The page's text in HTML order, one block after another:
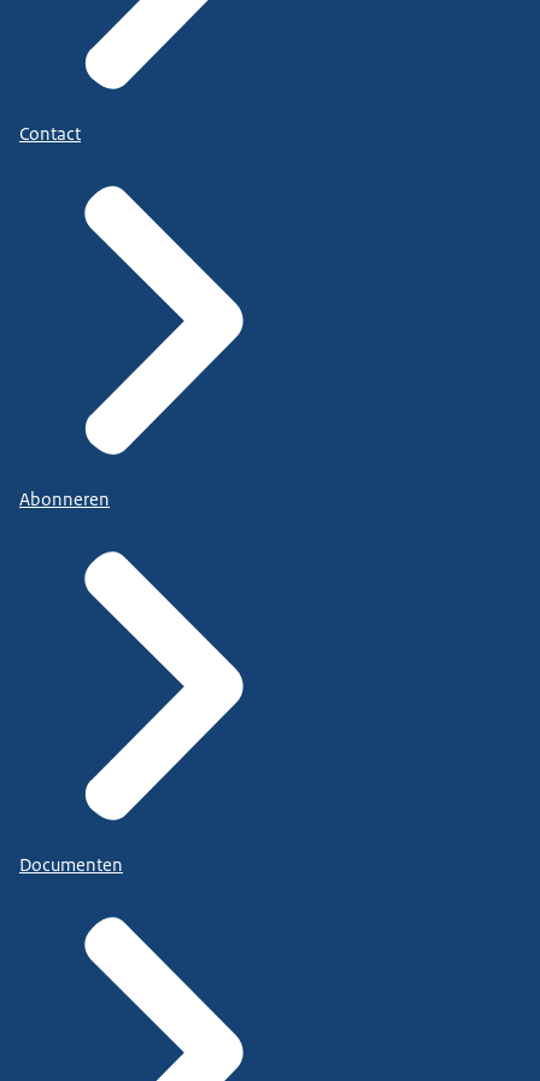
Maar je kan je voorstellen dat je in Finland in het
noorden een ijsbreker nodig hebt.
En in Griekenland zou je die ijsbreker niet zo snel
nodig hebben.
In Nederland is het doen van meldingen al heel
goed geregeld...
zeker in vergelijking met de zeehavens in de
Europese lidstaten.
hebben tussen overheid...
tussen autoriteiten zoals de Douane of de
Koninklijke Marechaussee...
en marktpartijen zoals nautische dienstverleners,
dienstverleners in de haven.
wij dit ook niet goed inregelen.
Uiteindelijk leverde dit ons op...
dat we een beter en efficiënter systeem hebben
voor het doen van meldingen.
Contact
Abonneren
Documenten